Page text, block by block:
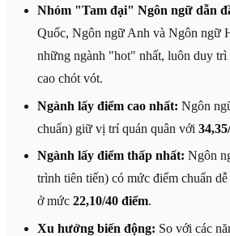
Nhóm "Tam đại" Ngôn ngữ dẫn
Quốc, Ngôn ngữ Anh và Ngôn ngữ
những ngành "hot" nhất, luôn duy trì
cao chót vót.
Ngành lấy điểm cao nhất: Ngôn
chuẩn) giữ vị trí quán quân với
Ngành lấy điểm thấp nhất: Ngôn
trình tiên tiến) có mức điểm chuẩn
ở mức 22,10/40 điểm.
Xu hướng biến động: So với các